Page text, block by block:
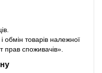
обмін товарів належної
прав споживачів»